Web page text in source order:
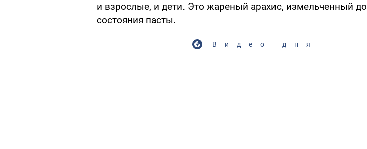
и взрослые, и дети. Это жареный арахис, измельченный до
состояния пасты.
Видео дня